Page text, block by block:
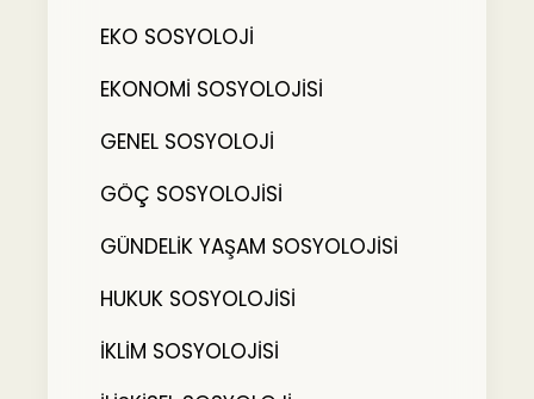
EKO SOSYOLOJİ
EKONOMİ SOSYOLOJİSİ
GENEL SOSYOLOJİ
GÖÇ SOSYOLOJİSİ
GÜNDELİK YAŞAM SOSYOLOJİSİ
HUKUK SOSYOLOJİSİ
İKLİM SOSYOLOJİSİ